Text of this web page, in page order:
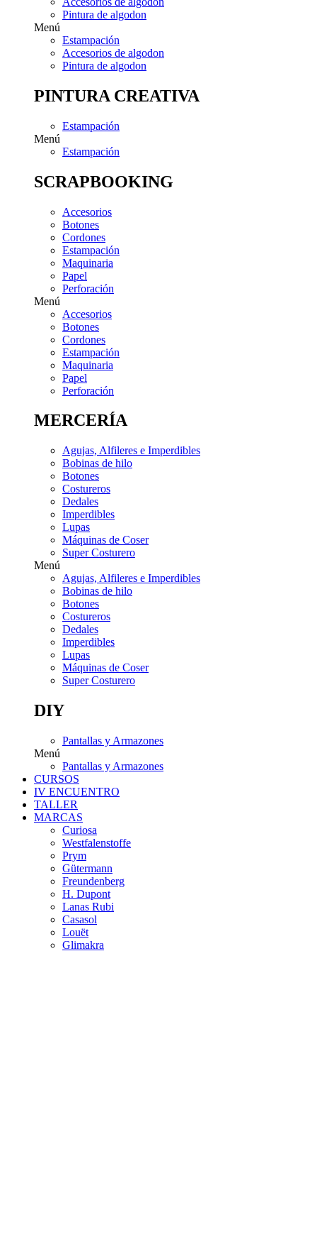
Pintura de algodon
Menú
Estampación
Accesorios de algodon
Pintura de algodon
PINTURA CREATIVA
Estampación
Menú
Estampación
SCRAPBOOKING
Accesorios
Botones
Cordones
Estampación
Maquinaria
Papel
Perforación
Menú
Accesorios
Botones
Cordones
Estampación
Maquinaria
Papel
Perforación
MERCERÍA
Agujas, Alfileres e Imperdibles
Bobinas de hilo
Botones
Costureros
Dedales
Imperdibles
Lupas
Máquinas de Coser
Super Costurero
Menú
Agujas, Alfileres e Imperdibles
Bobinas de hilo
Botones
Costureros
Dedales
Imperdibles
Lupas
Máquinas de Coser
Super Costurero
DIY
Pantallas y Armazones
Menú
Pantallas y Armazones
CURSOS
IV ENCUENTRO
TALLER
MARCAS
Curiosa
Westfalenstoffe
Prym
Gütermann
Freundenberg
H. Dupont
Lanas Rubi
Casasol
Louët
Glimakra